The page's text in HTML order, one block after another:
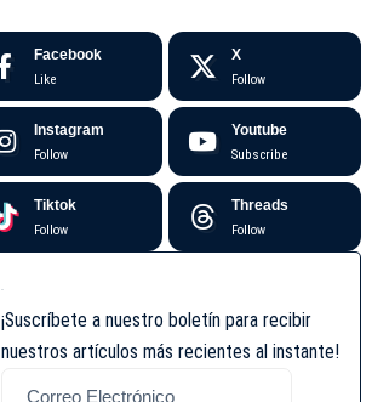
Facebook
Like
X
Follow
Instagram
Follow
Youtube
Subscribe
Tiktok
Follow
Threads
Follow
¡Suscríbete a nuestro boletín para recibir
nuestros artículos más recientes al instante!